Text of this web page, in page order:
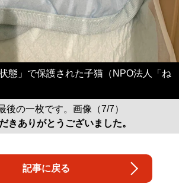
態」で保護された子猫（NPO法人「ね
後の一枚です。画像（7/7）
きありがとうございました。
記事に戻る